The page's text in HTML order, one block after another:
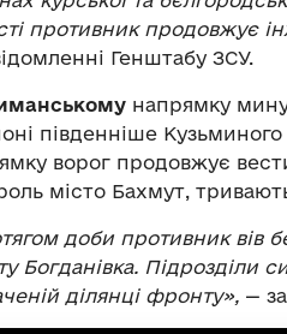
противник продовжує
Генштабу ЗСУ.
напрямку
південніше
ворог продовжує
місто Бахмут,
доби противник вів
Богданівка. Підрозділи
ділянці фронту», —